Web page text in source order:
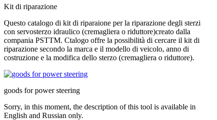
Kit di riparazione
Questo catalogo di kit di riparaione per la riparazione degli sterzi
con servosterzo idraulico (cremagliera o riduttore)creato dalla
compania PSTTM. Ctalogo offre la possibilità di cercare il kit di
riparazione secondo la marca e il modello di veicolo, anno di
costruzione e la modifica dello sterzo (cremagliera o riduttore).
goods for power steering
Sorry, in this moment, the description of this tool is available in
English and Russian only.